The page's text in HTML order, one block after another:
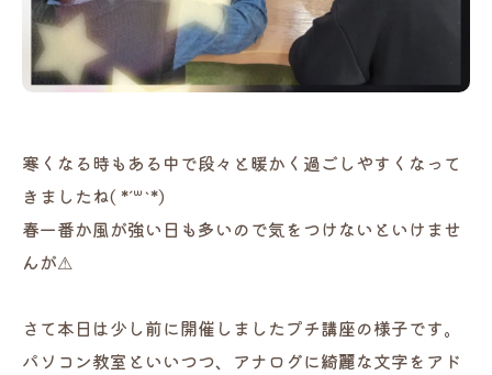
寒くなる時もある中で段々と暖かく過ごしやすくなって
きましたね(​ *´꒳`*​)
春一番か風が強い日も多いので気をつけないといけませ
んが⚠
さて本日は少し前に開催しましたプチ講座の様子です。
パソコン教室といいつつ、アナログに綺麗な文字をアド